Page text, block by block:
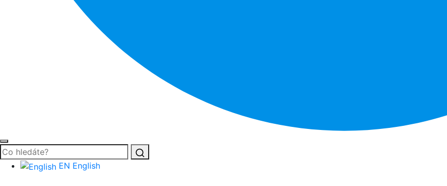
Vyhledat
EN English